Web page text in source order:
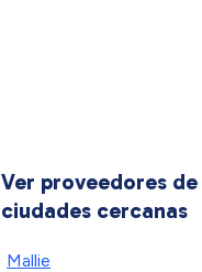
Ver proveedores
ciudades cercanas
Mallie